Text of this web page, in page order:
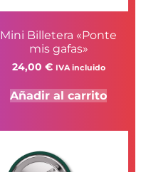
Mini Billetera «Ponte
mis gafas»
24,00 € IVA incluido
Añadir al carrito